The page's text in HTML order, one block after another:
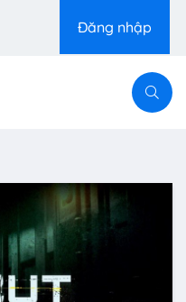
Đăng nhập